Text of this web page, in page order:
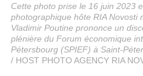
Cette photo prise le 16 juin 2023
photographique hôte RIA Novosti
Vladimir Poutine prononce un
plénière du Forum économique
Pétersbourg (SPIEF) à Saint-
/ HOST PHOTO AGENCY RIA